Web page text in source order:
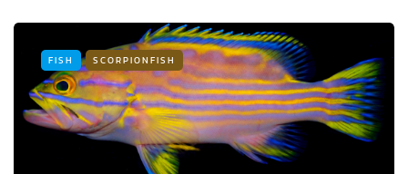
FISH SCORPIONFISH